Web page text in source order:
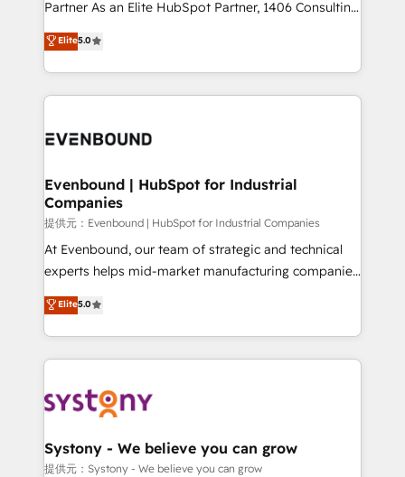
Competence Centers: Smart Manufacturing,
The synergies generated by these integrations,
together with the combination of talents, skills,
to accompany companies on their digital
Partner As an Elite HubSpot Partner, 1406 Consulting
helps mid-market revenue teams transform how
they sell, market, and serve. We don't just build your
HubSpot—we teach your team to own it, then stay
to help you keep winning. What We Do ⚙️ CRM
Data & Content 📈 Sales & Marketing Alignment +
Agent Creation 🔄 Custom Integrations & Data
Migration Why 1406 We become part of your team.
Your team learns while we build. We fix what others
broke. Built for mid-market reality—practical
solutions that work with your actual headcount and
HubSpot partners 🔄 Top 5% globally in client
retention 📅 8+ years of consistent results since 2017
move beyond spreadsheets into unified systems
that drive real business results.
Elite5.0
Evenbound | HubSpot for Industrial
Companies
提供元：Evenbound | HubSpot for Industrial Companies
At Evenbound, our team of strategic and technical
experts helps mid-market manufacturing companies
achieve real growth. We specialize in delivering
tailored solutions that drive results by leveraging
HubSpot’s platform and data to fuel success.
Technical Solutions: - HubSpot Technical Consulting -
Onboarding - Data Migration & Integrations -
Revenue Operations - Inbound Marketing -
Outbound Marketing - HubSpot CMS Website
Elite5.0
Systony - We believe you can grow
提供元：Systony - We believe you can grow